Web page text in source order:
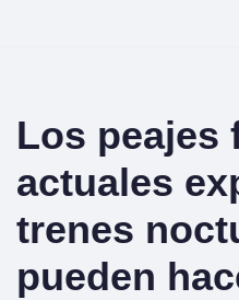
Los peajes
actuales
trenes
pueden